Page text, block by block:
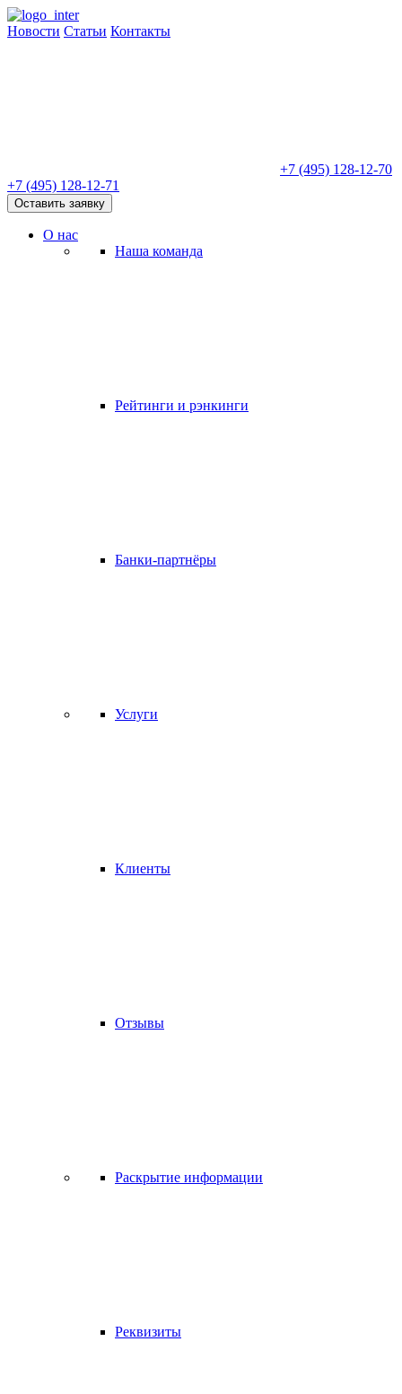
Новости Статьи Контакты
+7 (495) 128-12-70
+7 (495) 128-12-71
Оставить заявку
О нас
Наша команда
Рейтинги и рэнкинги
Банки-партнёры
Услуги
Клиенты
Отзывы
Раскрытие информации
Реквизиты